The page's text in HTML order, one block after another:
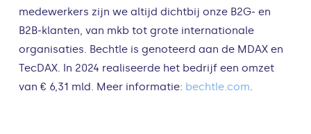
medewerkers zijn we altijd dichtbij onze B2G‑ en
B2B‑klanten, van mkb tot grote internationale
organisaties. Bechtle is genoteerd aan de MDAX en
TecDAX. In 2024 realiseerde het bedrijf een omzet
van € 6,31 mld. Meer informatie: bechtle.com